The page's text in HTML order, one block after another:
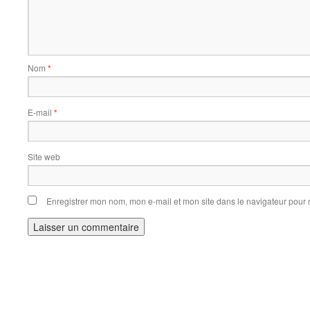
Nom *
E-mail *
Site web
Enregistrer mon nom, mon e-mail et mon site dans le navigateur